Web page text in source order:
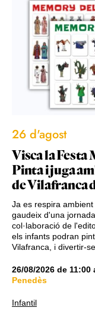
26 d'agost
Visca la Festa
Pinta i juga
de Vilafranca
Ja es respira
gaudeix d'una
col·laboració de
els infants podran
Vilafranca, i divertir-
26/08/2026 de 11:00
Penedès
Infantil